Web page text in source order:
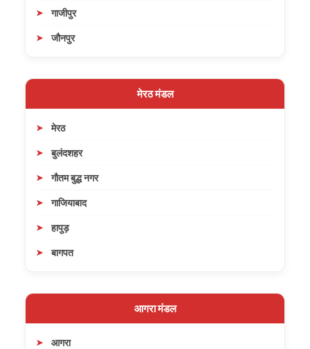
गाजीपुर
जौनपुर
मेरठ मंडल
मेरठ
बुलंदशहर
गौतम बुद्ध नगर
गाजियाबाद
हापुड़
बागपत
आगरा मंडल
आगरा